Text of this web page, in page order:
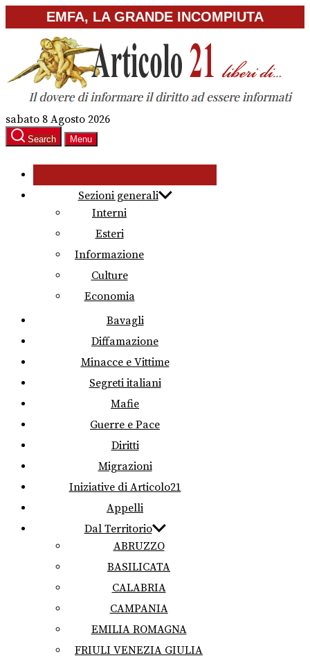
to
content
EMFA, LA GRANDE INCOMPIUTA
sabato 8 Agosto 2026
Search Menu
Sezioni generali
Interni
Esteri
Informazione
Culture
Economia
Bavagli
Diffamazione
Minacce e Vittime
Segreti italiani
Mafie
Guerre e Pace
Diritti
Migrazioni
Iniziative di Articolo21
Appelli
Dal Territorio
ABRUZZO
BASILICATA
CALABRIA
CAMPANIA
EMILIA ROMAGNA
FRIULI VENEZIA GIULIA